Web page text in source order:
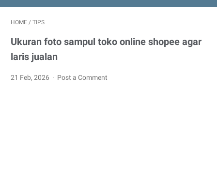
HOME / TIPS
Ukuran foto sampul toko online shopee agar
laris jualan
21 Feb, 2026 Post a Comment